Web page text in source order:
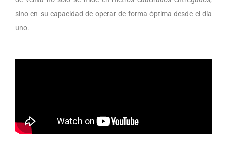
sino en su capacidad de operar de forma óptima desde el día
uno.